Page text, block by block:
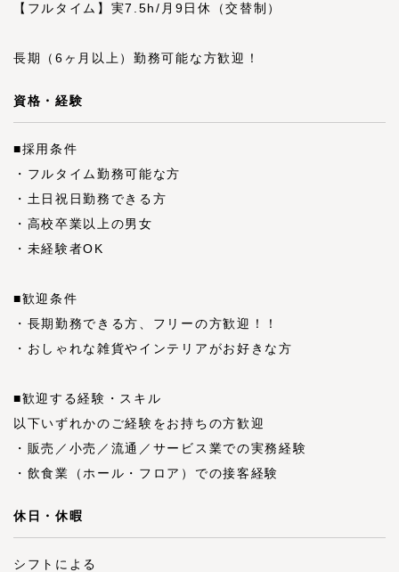
【フルタイム】実7.5h/月9日休（交替制）
長期（6ヶ月以上）勤務可能な方歓迎！
資格・経験
■採用条件
・フルタイム勤務可能な方
・土日祝日勤務できる方
・高校卒業以上の男女
・未経験者OK
■歓迎条件
・長期勤務できる方、フリーの方歓迎！！
・おしゃれな雑貨やインテリアがお好きな方
■歓迎する経験・スキル
以下いずれかのご経験をお持ちの方歓迎
・販売／小売／流通／サービス業での実務経験
・飲食業（ホール・フロア）での接客経験
休日・休暇
シフトによる